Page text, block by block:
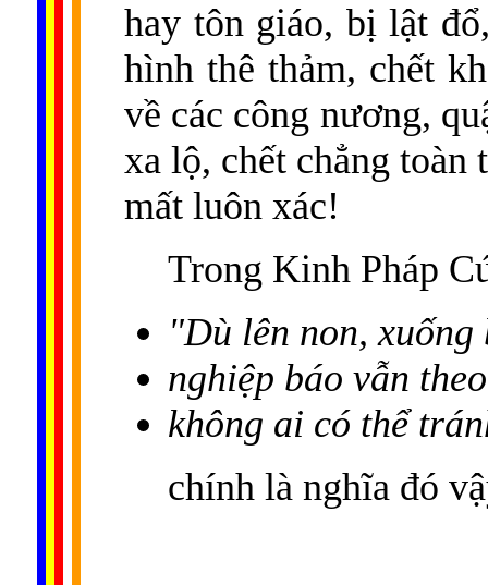
hay tôn giáo, bị lật
hình thê thảm, chết
về các công nương,
xa lộ, chết chẳng toàn
mất luôn xác!
Trong Kinh Pháp
"Dù lên non, xuống
nghiệp báo vẫn
không ai có thể
chính là nghĩa đó